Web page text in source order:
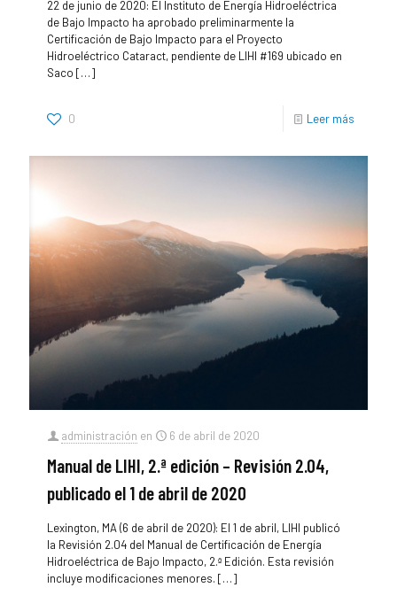
22 de junio de 2020: El Instituto de Energía Hidroeléctrica
de Bajo Impacto ha aprobado preliminarmente la
Certificación de Bajo Impacto para el Proyecto
Hidroeléctrico Cataract, pendiente de LIHI #169 ubicado en
Saco […]
0 Leer más
administración en 6 de abril de 2020
Manual de LIHI, 2.ª edición – Revisión 2.04,
publicado el 1 de abril de 2020
Lexington, MA (6 de abril de 2020): El 1 de abril, LIHI publicó
la Revisión 2.04 del Manual de Certificación de Energía
Hidroeléctrica de Bajo Impacto, 2.ª Edición. Esta revisión
incluye modificaciones menores. […]